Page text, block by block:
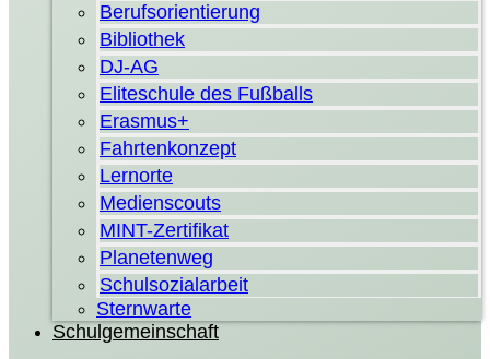
Berufsorientierung
Bibliothek
DJ-AG
Eliteschule des Fußballs
Erasmus+
Fahrtenkonzept
Lernorte
Medienscouts
MINT-Zertifikat
Planetenweg
Schulsozialarbeit
Sternwarte
Schulgemeinschaft